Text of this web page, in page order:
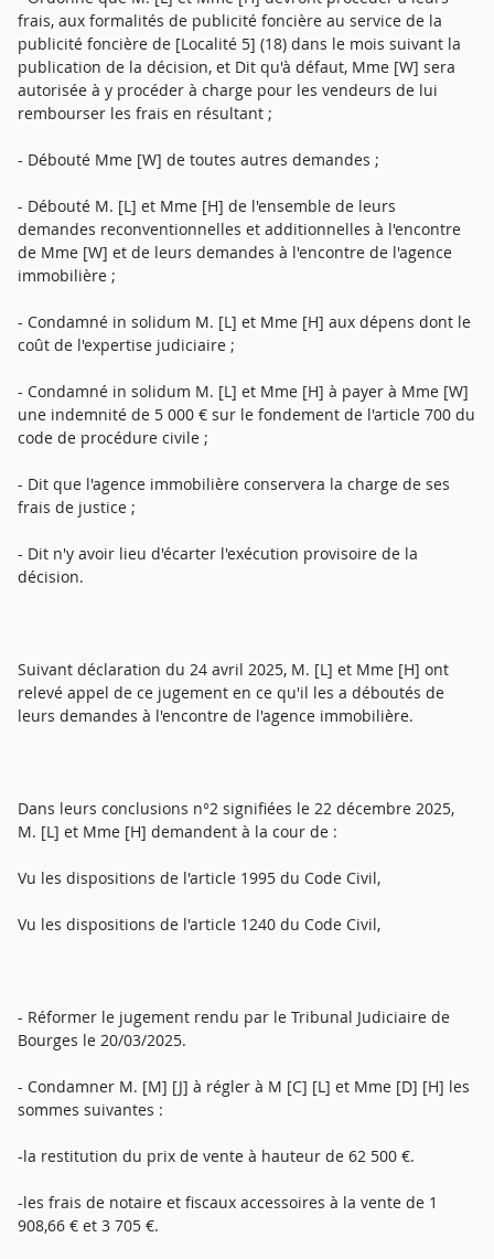
frais, aux formalités de publicité foncière au service de la
publicité foncière de [Localité 5] (18) dans le mois suivant la
publication de la décision, et Dit qu'à défaut, Mme [W] sera
autorisée à y procéder à charge pour les vendeurs de lui
rembourser les frais en résultant ;
- Débouté Mme [W] de toutes autres demandes ;
- Débouté M. [L] et Mme [H] de l'ensemble de leurs
demandes reconventionnelles et additionnelles à l'encontre
de Mme [W] et de leurs demandes à l'encontre de l'agence
immobilière ;
- Condamné in solidum M. [L] et Mme [H] aux dépens dont le
coût de l'expertise judiciaire ;
- Condamné in solidum M. [L] et Mme [H] à payer à Mme [W]
une indemnité de 5 000 € sur le fondement de l'article 700 du
code de procédure civile ;
- Dit que l'agence immobilière conservera la charge de ses
frais de justice ;
- Dit n'y avoir lieu d'écarter l'exécution provisoire de la
décision.
Suivant déclaration du 24 avril 2025, M. [L] et Mme [H] ont
relevé appel de ce jugement en ce qu'il les a déboutés de
leurs demandes à l'encontre de l'agence immobilière.
Dans leurs conclusions n°2 signifiées le 22 décembre 2025,
M. [L] et Mme [H] demandent à la cour de :
Vu les dispositions de l'article 1995 du Code Civil,
Vu les dispositions de l'article 1240 du Code Civil,
- Réformer le jugement rendu par le Tribunal Judiciaire de
Bourges le 20/03/2025.
- Condamner M. [M] [J] à régler à M [C] [L] et Mme [D] [H] les
sommes suivantes :
-la restitution du prix de vente à hauteur de 62 500 €.
-les frais de notaire et fiscaux accessoires à la vente de 1
908,66 € et 3 705 €.